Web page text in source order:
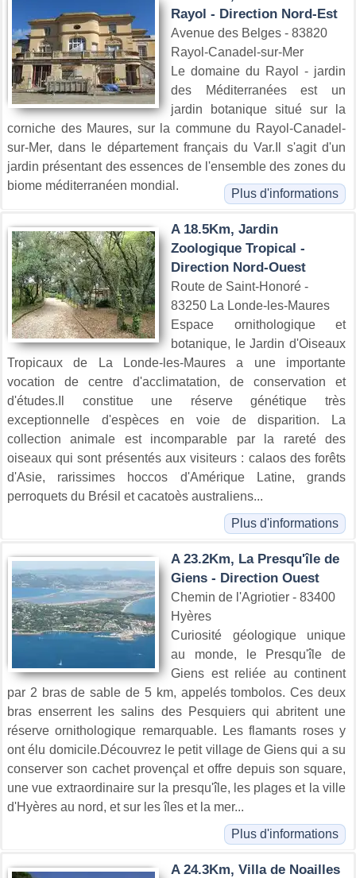
Rayol - Direction Nord-Est
Avenue des Belges - 83820
Rayol-Canadel-sur-Mer
Le domaine du Rayol - jardin
des Méditerranées est un
jardin botanique situé sur la
corniche des Maures, sur la commune du Rayol-Canadel-
sur-Mer, dans le département français du Var.Il s'agit d'un
jardin présentant des essences de l'ensemble des zones du
biome méditerranéen mondial.
Plus d'informations
A 18.5Km, Jardin
Zoologique Tropical -
Direction Nord-Ouest
Route de Saint-Honoré -
83250 La Londe-les-Maures
Espace ornithologique et
botanique, le Jardin d'Oiseaux
Tropicaux de La Londe-les-Maures a une importante
vocation de centre d'acclimatation, de conservation et
d'études.Il constitue une réserve génétique très
exceptionnelle d'espèces en voie de disparition. La
collection animale est incomparable par la rareté des
oiseaux qui sont présentés aux visiteurs : calaos des forêts
d'Asie, rarissimes hoccos d'Amérique Latine, grands
perroquets du Brésil et cacatoès australiens...
Plus d'informations
A 23.2Km, La Presqu'île de
Giens - Direction Ouest
Chemin de l'Agriotier - 83400
Hyères
Curiosité géologique unique
au monde, le Presqu'île de
Giens est reliée au continent
par 2 bras de sable de 5 km, appelés tombolos. Ces deux
bras enserrent les salins des Pesquiers qui abritent une
réserve ornithologique remarquable. Les flamants roses y
ont élu domicile.Découvrez le petit village de Giens qui a su
conserver son cachet provençal et offre depuis son square,
une vue extraordinaire sur la presqu'île, les plages et la ville
d'Hyères au nord, et sur les îles et la mer...
Plus d'informations
A 24.3Km, Villa de Noailles